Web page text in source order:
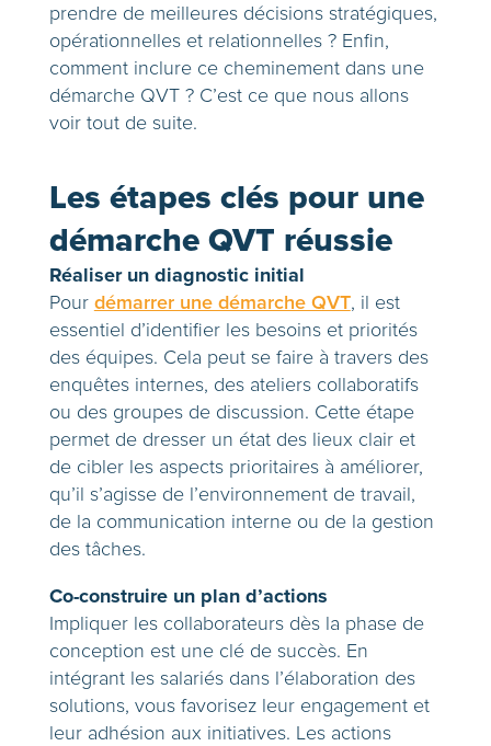
prendre de meilleures décisions stratégiques,
opérationnelles et relationnelles ? Enfin,
comment inclure ce cheminement dans une
démarche QVT ? C’est ce que nous allons
voir tout de suite.
Les étapes clés pour une
démarche QVT réussie
Réaliser un diagnostic initial
Pour démarrer une démarche QVT, il est
essentiel d’identifier les besoins et priorités
des équipes. Cela peut se faire à travers des
enquêtes internes, des ateliers collaboratifs
ou des groupes de discussion. Cette étape
permet de dresser un état des lieux clair et
de cibler les aspects prioritaires à améliorer,
qu’il s’agisse de l’environnement de travail,
de la communication interne ou de la gestion
des tâches.
Co-construire un plan d’actions
Impliquer les collaborateurs dès la phase de
conception est une clé de succès. En
intégrant les salariés dans l’élaboration des
solutions, vous favorisez leur engagement et
leur adhésion aux initiatives. Les actions